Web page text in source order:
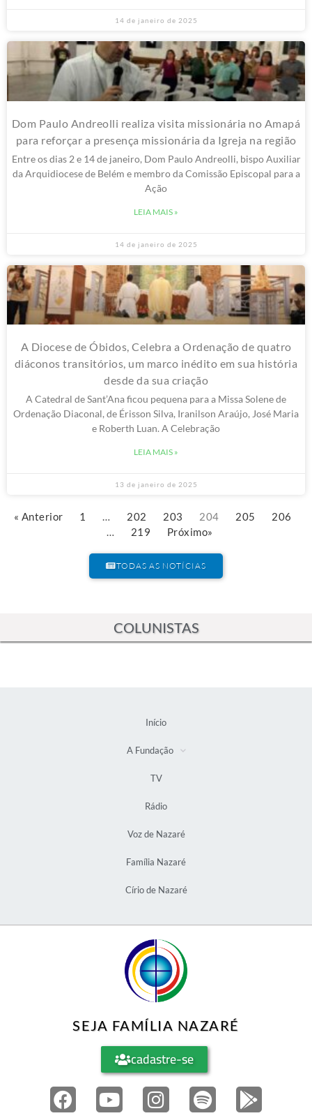
14 de janeiro de 2025
Dom Paulo Andreolli realiza visita missionária no Amapá
para reforçar a presença missionária da Igreja na região
Entre os dias 2 e 14 de janeiro, Dom Paulo Andreolli, bispo Auxiliar
da Arquidiocese de Belém e membro da Comissão Episcopal para a
Ação
LEIA MAIS »
14 de janeiro de 2025
A Diocese de Óbidos, Celebra a Ordenação de quatro
diáconos transitórios, um marco inédito em sua história
desde da sua criação
A Catedral de Sant’Ana ficou pequena para a Missa Solene de
Ordenação Diaconal, de Érisson Silva, Iranilson Araújo, José Maria
e Roberth Luan. A Celebração
LEIA MAIS »
13 de janeiro de 2025
« Anterior 1 … 202 203 204 205
206
…
219 Próximo»
TODAS AS NOTÍCIAS
COLUNISTAS
Início
A Fundação
TV
Rádio
Voz de Nazaré
Família Nazaré
Círio de Nazaré
SEJA FAMÍLIA NAZARÉ
cadastre-se